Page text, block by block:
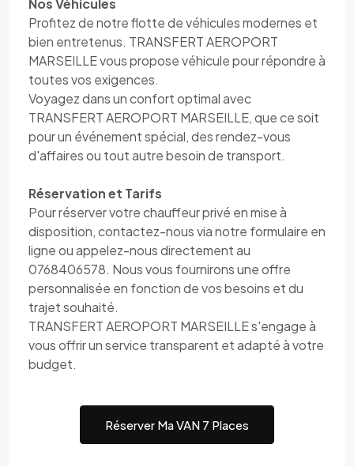
Nos Véhicules
Profitez de notre flotte de véhicules modernes et
bien entretenus. TRANSFERT AEROPORT
MARSEILLE vous propose véhicule pour répondre à
toutes vos exigences.
Voyagez dans un confort optimal avec
TRANSFERT AEROPORT MARSEILLE, que ce soit
pour un événement spécial, des rendez-vous
d'affaires ou tout autre besoin de transport.
Réservation et Tarifs
Pour réserver votre chauffeur privé en mise à
disposition, contactez-nous via notre formulaire en
ligne ou appelez-nous directement au
0768406578. Nous vous fournirons une offre
personnalisée en fonction de vos besoins et du
trajet souhaité.
TRANSFERT AEROPORT MARSEILLE s'engage à
vous offrir un service transparent et adapté à votre
budget.
Réserver Ma VAN 7 Places